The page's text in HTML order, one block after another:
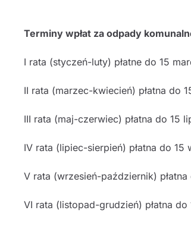
Terminy wpłat za odpady
I rata (styczeń-luty) płatne do 15
II rata (marzec-kwiecień) płatna do
III rata (maj-czerwiec) płatna do 15
IV rata (lipiec-sierpień) płatna do 15
V rata (wrzesień-październik) płatna
VI rata (listopad-grudzień) płatna do